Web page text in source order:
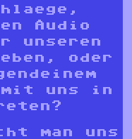
Audio
unseren
oder
mit uns in
man uns